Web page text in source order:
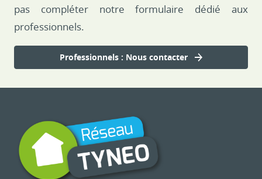
pas compléter notre formulaire dédié aux
professionnels.
Professionnels : Nous contacter